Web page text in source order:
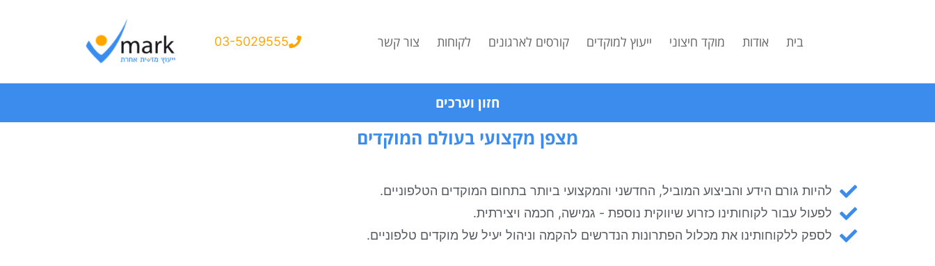
בית אודות מוקד חיצוני ייעוץ למוקדים קורסים לארגונים לקוחות צור קשר 03-5029555
חזון וערכים
מצפן מקצועי בעולם המוקדים
להיות גורם הידע והביצוע המוביל, החדשני והמקצועי ביותר בתחום המוקדים הטלפוניים.
לפעול עבור לקוחותינו כזרוע שיווקית נוספת - גמישה, חכמה ויצירתית.
לספק ללקוחותינו את מכלול הפתרונות הנדרשים להקמה וניהול יעיל של מוקדים טלפוניים.